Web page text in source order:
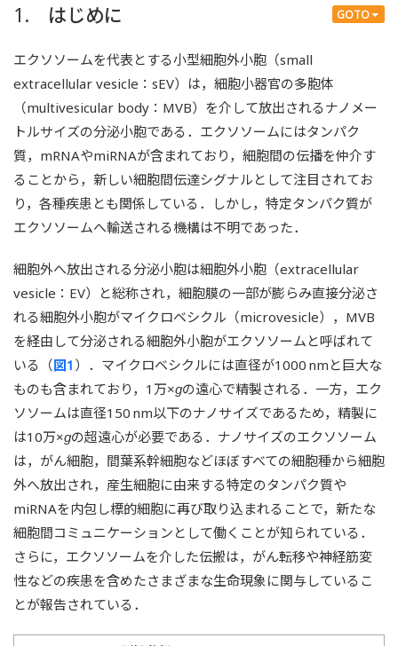
GOTO
1. はじめに
エクソソームを代表とする小型細胞外小胞（small
extracellular vesicle：sEV）は，細胞小器官の多胞体
（multivesicular body：MVB）を介して放出されるナノメー
トルサイズの分泌小胞である．エクソソームにはタンパク
質，mRNAやmiRNAが含まれており，細胞間の伝播を仲介す
ることから，新しい細胞間伝達シグナルとして注目されてお
り，各種疾患とも関係している．しかし，特定タンパク質が
エクソソームへ輸送される機構は不明であった．
細胞外へ放出される分泌小胞は細胞外小胞（extracellular
vesicle：EV）と総称され，細胞膜の一部が膨らみ直接分泌さ
れる細胞外小胞がマイクロベシクル（microvesicle），MVB
を経由して分泌される細胞外小胞がエクソソームと呼ばれて
いる（図1 ）．マイクロベシクルには直径が1000 nmと巨大な
ものも含まれており，1万×gの遠心で精製される．一方，エク
ソソームは直径150 nm以下のナノサイズであるため，精製に
は10万×gの超遠心が必要である．ナノサイズのエクソソーム
は，がん細胞，間葉系幹細胞などほぼすべての細胞種から細胞
外へ放出され，産生細胞に由来する特定のタンパク質や
miRNAを内包し標的細胞に再び取り込まれることで，新たな
細胞間コミュニケーションとして働くことが知られている．
さらに，エクソソームを介した伝搬は，がん転移や神経筋変
性などの疾患を含めたさまざまな生命現象に関与しているこ
とが報告されている．